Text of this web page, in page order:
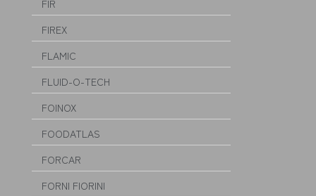
FIR
FIREX
FLAMIC
FLUID-O-TECH
FOINOX
FOODATLAS
FORCAR
FORNI FIORINI